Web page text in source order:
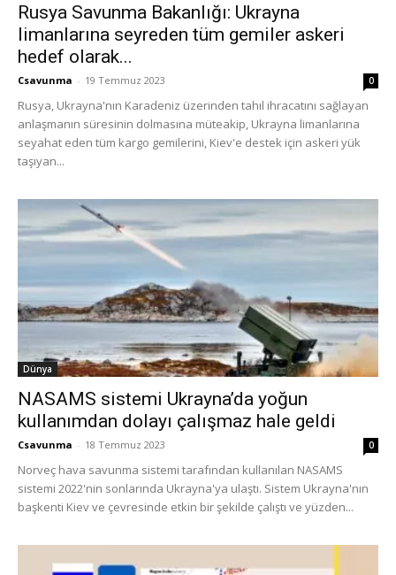
Rusya Savunma Bakanlığı: Ukrayna
limanlarına seyreden tüm gemiler askeri
hedef olarak...
Csavunma - 19 Temmuz 2023 0
Rusya, Ukrayna'nın Karadeniz üzerinden tahıl ihracatını sağlayan
anlaşmanın süresinin dolmasına müteakip, Ukrayna limanlarına
seyahat eden tüm kargo gemilerini, Kiev'e destek için askeri yük
taşıyan...
Dünya
NASAMS sistemi Ukrayna’da yoğun
kullanımdan dolayı çalışmaz hale geldi
Csavunma - 18 Temmuz 2023 0
Norveç hava savunma sistemi tarafından kullanılan NASAMS
sistemi 2022'nin sonlarında Ukrayna'ya ulaştı. Sistem Ukrayna'nın
başkenti Kiev ve çevresinde etkin bir şekilde çalıştı ve yüzden...